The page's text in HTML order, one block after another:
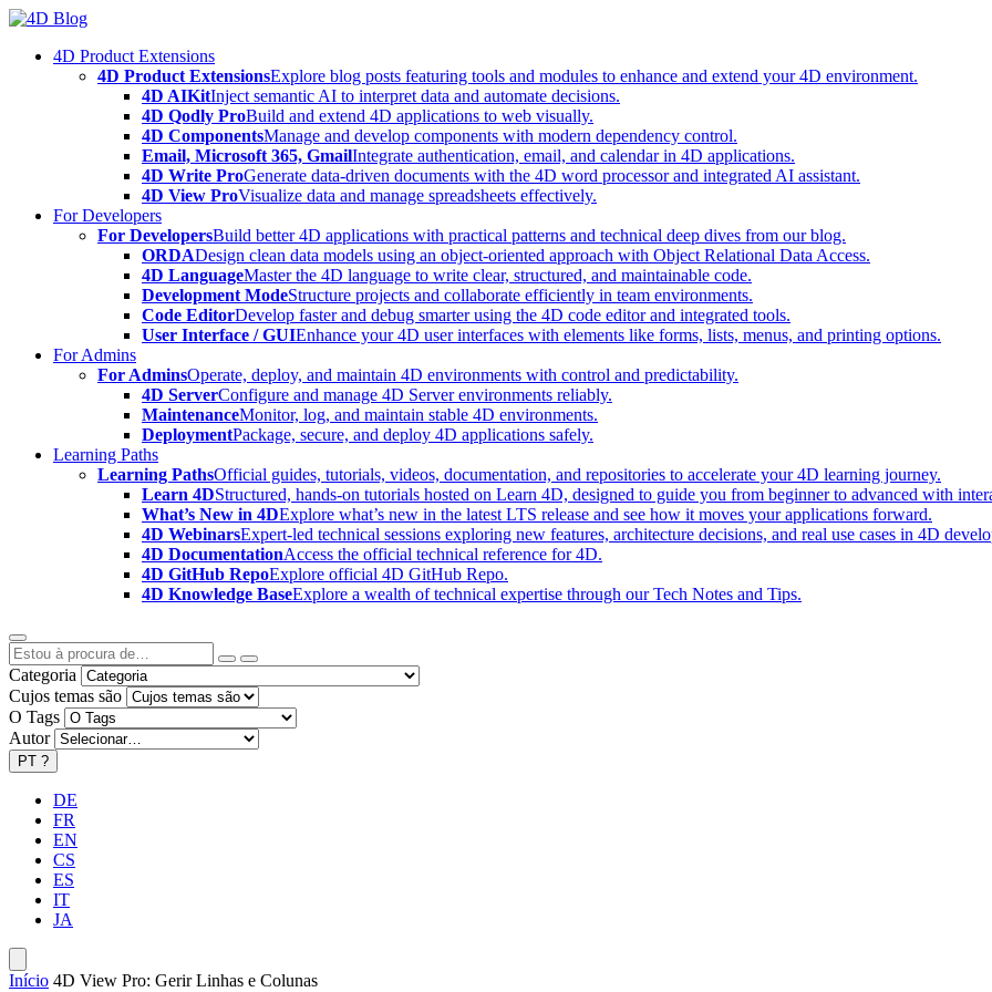
Skip
content4D Product Extensions
4D Product ExtensionsExplore blog posts featuring tools and modules to enhance and extend your 4D environment.
4D AIKitInject semantic AI to interpret data and automate decisions.
4D Qodly ProBuild and extend 4D applications to web visually.
4D ComponentsManage and develop components with modern dependency control.
Email, Microsoft 365, GmailIntegrate authentication, email, and calendar in 4D applications.
4D Write ProGenerate data-driven documents with the 4D word processor and integrated AI assistant.
4D View ProVisualize data and manage spreadsheets effectively.
For Developers
For DevelopersBuild better 4D applications with practical patterns and technical deep dives from our blog.
ORDADesign clean data models using an object-oriented approach with Object Relational Data Access.
4D LanguageMaster the 4D language to write clear, structured, and maintainable code.
Development ModeStructure projects and collaborate efficiently in team environments.
Code EditorDevelop faster and debug smarter using the 4D code editor and integrated tools.
User Interface / GUIEnhance your 4D user interfaces with elements like forms, lists, menus, and printing options.
For Admins
For AdminsOperate, deploy, and maintain 4D environments with control and predictability.
4D ServerConfigure and manage 4D Server environments reliably.
MaintenanceMonitor, log, and maintain stable 4D environments.
DeploymentPackage, secure, and deploy 4D applications safely.
Learning Paths
Learning PathsOfficial guides, tutorials, videos, documentation, and repositories to accelerate your 4D learning journey.
Learn 4DStructured, hands-on tutorials hosted on Learn 4D, designed to guide you from beginner to advanced with
What’s New in 4DExplore what’s new in the latest LTS release and see how it moves your applications forward.
4D WebinarsExpert-led technical sessions exploring new features, architecture decisions, and real use cases in 4D
4D DocumentationAccess the official technical reference for 4D.
4D GitHub RepoExplore official 4D GitHub Repo.
4D Knowledge BaseExplore a wealth of technical expertise through our Tech Notes and Tips.
Categoria
Cujos temas são
O Tags
Autor
PT ?
DE
FR
EN
CS
ES
IT
JA
Início 4D View Pro: Gerir Linhas e Colunas